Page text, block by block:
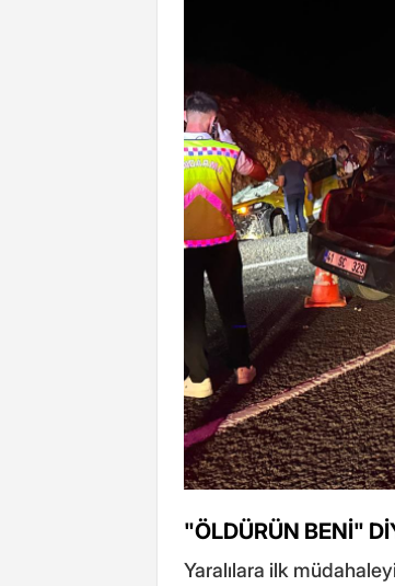
"ÖLDÜRÜN BENİ"
Yaralılara ilk